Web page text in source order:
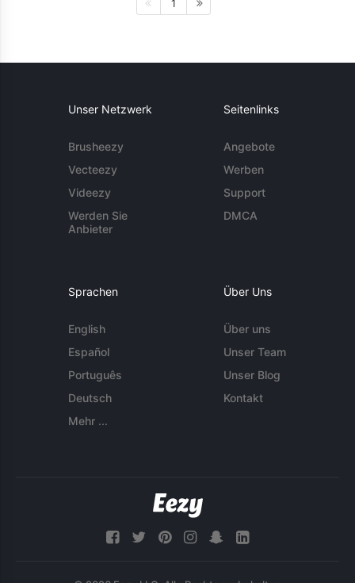
1
Unser Netzwerk
Brusheezy
Vecteezy
Videezy
Werden Sie
Anbieter
Seitenlinks
Angebote
Werben
Support
DMCA
Sprachen
English
Español
Português
Deutsch
Mehr ...
Über Uns
Über uns
Unser Team
Unser Blog
Kontakt